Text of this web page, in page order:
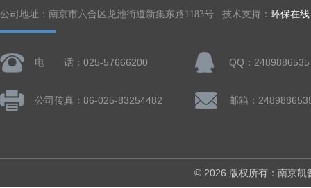
公司地址：南京市六合区龙池街道新集东路1183号 技术支持： 环保在线
电 话：025-57666200 QQ：2489886535
公司传真：86-025-83254482 邮箱：
© 2026 版权所有：南京